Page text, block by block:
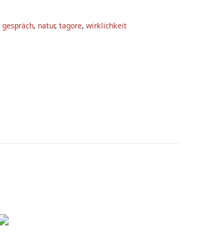
gespräch, natur, tagore, wirklichkeit